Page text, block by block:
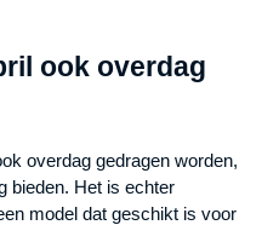
ook overdag
overdag gedragen worden,
bieden. Het is echter
model dat geschikt is voor